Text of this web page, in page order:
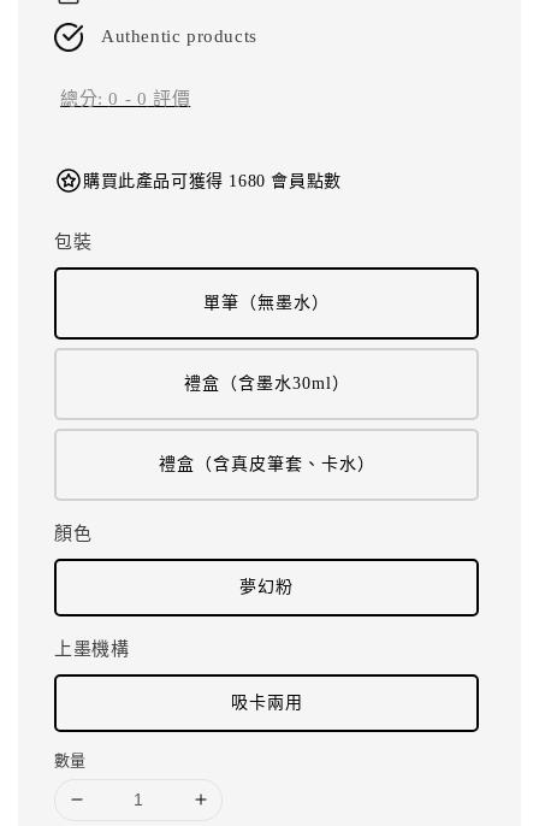
Authentic products
總分:0 - 0 評價
購買此產品可獲得 1680 會員點數
包裝
單筆（無墨水）
禮盒（含墨水30ml）
禮盒（含真皮筆套、卡水）
顏色
夢幻粉
上墨機構
吸卡兩用
數量